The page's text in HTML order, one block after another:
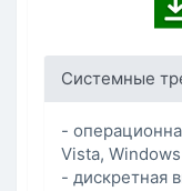
Системные
-
Vista,
- дискретная